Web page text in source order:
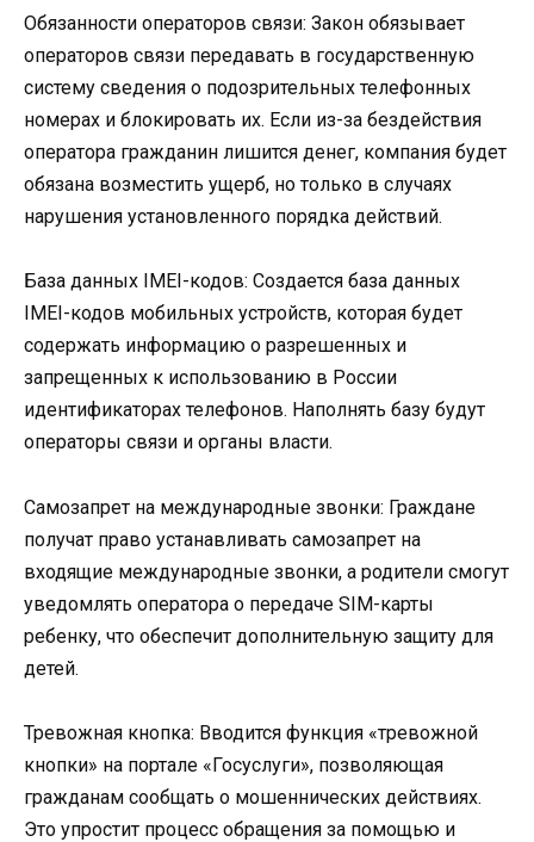
Обязанности операторов связи: Закон обязывает
операторов связи передавать в государственную
систему сведения о подозрительных телефонных
номерах и блокировать их. Если из-за бездействия
оператора гражданин лишится денег, компания будет
обязана возместить ущерб, но только в случаях
нарушения установленного порядка действий.
База данных IMEI-кодов: Создается база данных
IMEI-кодов мобильных устройств, которая будет
содержать информацию о разрешенных и
запрещенных к использованию в России
идентификаторах телефонов. Наполнять базу будут
операторы связи и органы власти.
Самозапрет на международные звонки: Граждане
получат право устанавливать самозапрет на
входящие международные звонки, а родители смогут
уведомлять оператора о передаче SIM-карты
ребенку, что обеспечит дополнительную защиту для
детей.
Тревожная кнопка: Вводится функция «тревожной
кнопки» на портале «Госуслуги», позволяющая
гражданам сообщать о мошеннических действиях.
Это упростит процесс обращения за помощью и